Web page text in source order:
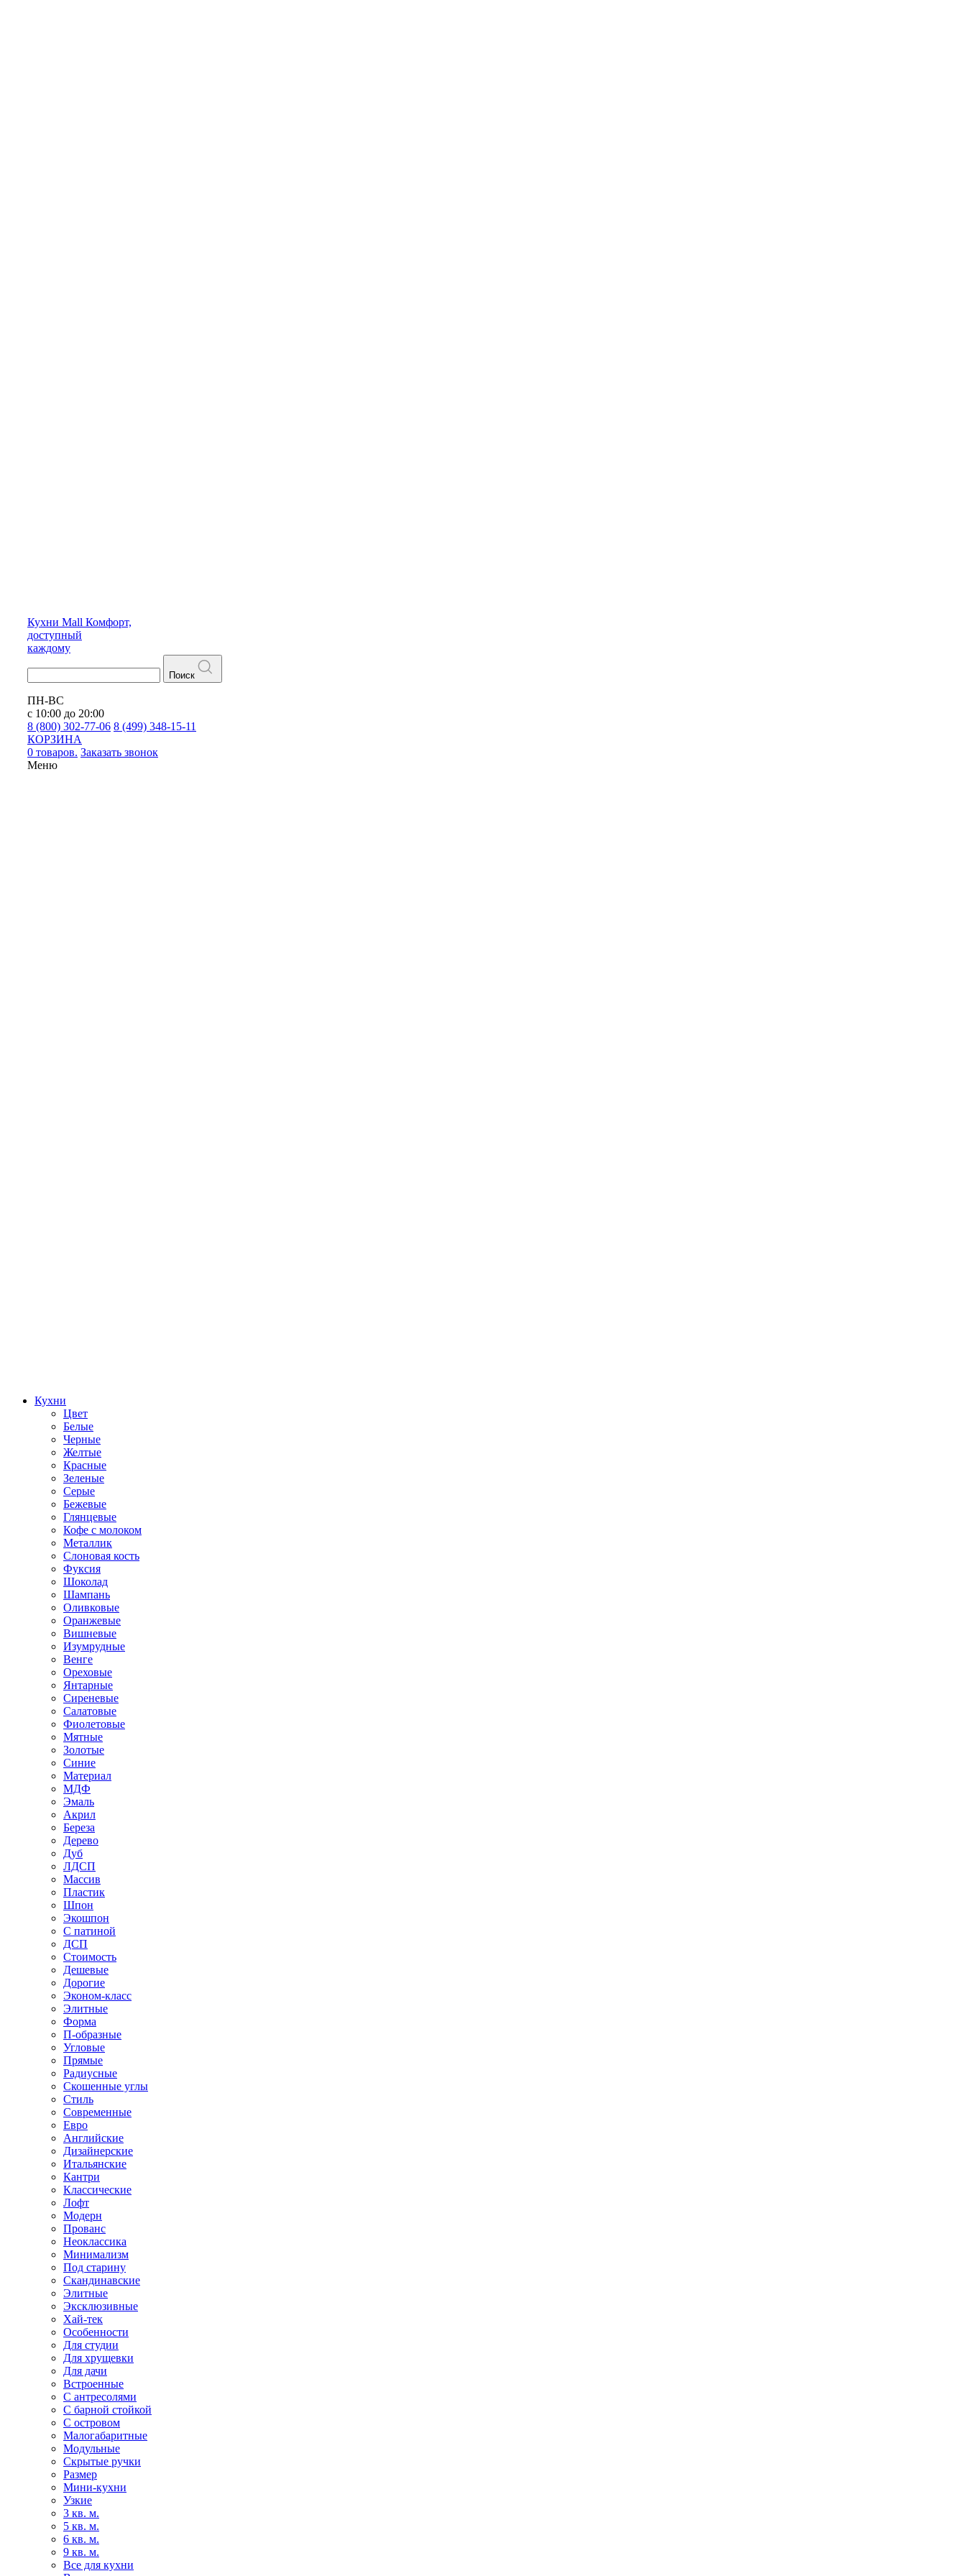
Кухни Mall Комфорт,
доступный
каждому
Поиск
ПН-ВС
с 10:00 до 20:00
8 (800) 302-77-06 8 (499) 348-15-11
КОРЗИНА
0 товаров. Заказать звонок
Меню
Кухни
Цвет
Белые
Черные
Желтые
Красные
Зеленые
Серые
Бежевые
Глянцевые
Кофе с молоком
Металлик
Слоновая кость
Фуксия
Шоколад
Шампань
Оливковые
Оранжевые
Вишневые
Изумрудные
Венге
Ореховые
Янтарные
Сиреневые
Салатовые
Фиолетовые
Мятные
Золотые
Синие
Материал
МДФ
Эмаль
Акрил
Береза
Дерево
Дуб
ЛДСП
Массив
Пластик
Шпон
Экошпон
С патиной
ДСП
Стоимость
Дешевые
Дорогие
Эконом-класс
Элитные
Форма
П-образные
Угловые
Прямые
Радиусные
Скошенные углы
Стиль
Современные
Евро
Английские
Дизайнерские
Итальянские
Кантри
Классические
Лофт
Модерн
Прованс
Неоклассика
Минимализм
Под старину
Скандинавские
Элитные
Эксклюзивные
Хай-тек
Особенности
Для студии
Для хрущевки
Для дачи
Встроенные
С антресолями
С барной стойкой
С островом
Малогабаритные
Модульные
Скрытые ручки
Размер
Мини-кухни
Узкие
3 кв. м.
5 кв. м.
6 кв. м.
9 кв. м.
Все для кухни